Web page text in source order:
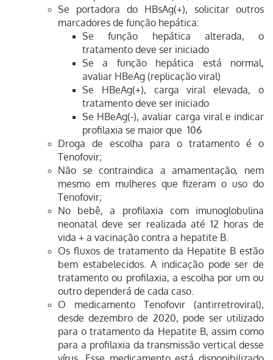
Se portadora do HBsAg(+), solicitar outros
marcadores de função hepática:
Se função hepática alterada, o
tratamento deve ser iniciado
Se a função hepática está normal,
avaliar HBeAg (replicação viral)
Se HBeAg(+), carga viral elevada, o
tratamento deve ser iniciado
Se HBeAg(-), avaliar carga viral e indicar
profilaxia se maior que 106
Droga de escolha para o tratamento é o
Tenofovir;
Não se contraindica a amamentação, nem
mesmo em mulheres que fizeram o uso do
Tenofovir;
No bebê, a profilaxia com imunoglobulina
neonatal deve ser realizada até 12 horas de
vida + a vacinação contra a hepatite B.
Os fluxos de tratamento da Hepatite B estão
bem estabelecidos. A indicação pode ser de
tratamento ou profilaxia, a escolha por um ou
outro dependerá de cada caso.
O medicamento Tenofovir (antirretroviral),
desde dezembro de 2020, pode ser utilizado
para o tratamento da Hepatite B, assim como
para a profilaxia da transmissão vertical desse